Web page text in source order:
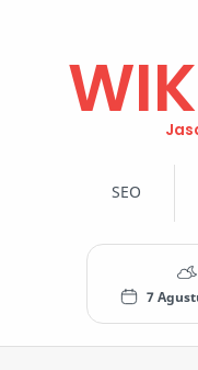
SEO
7